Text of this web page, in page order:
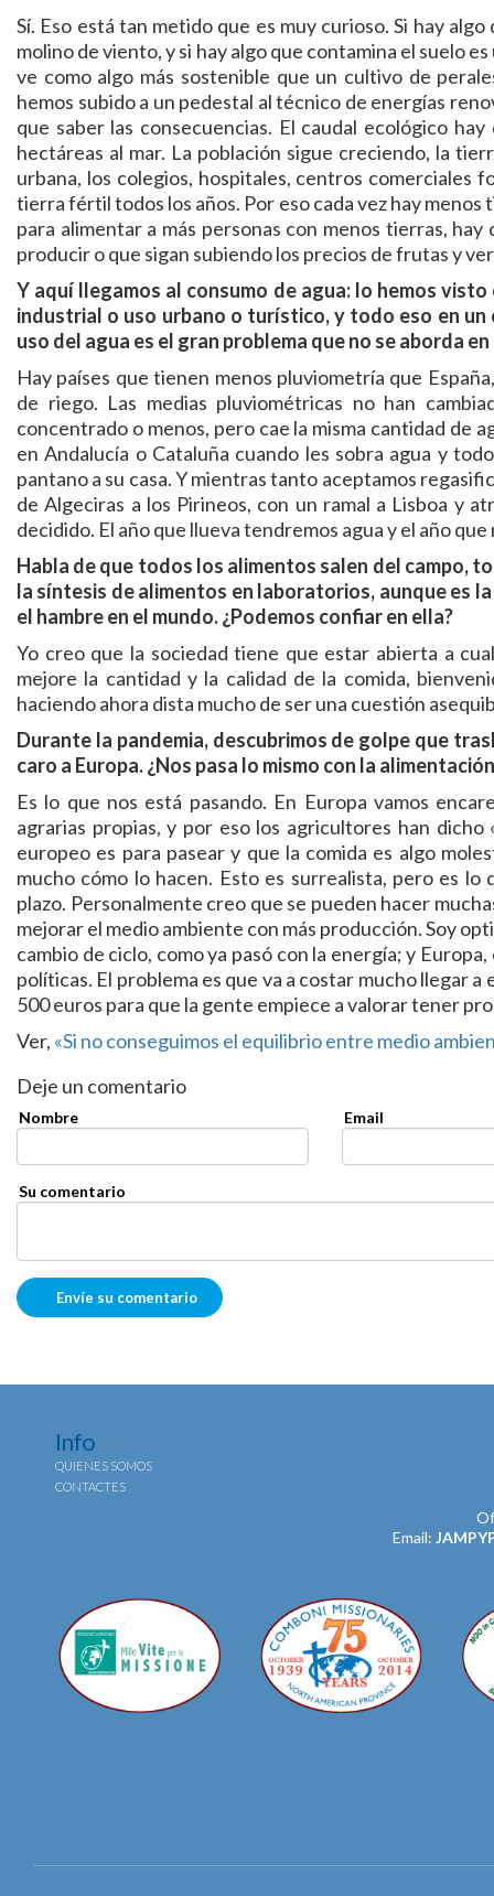
Sí. Eso está tan metido que es muy curioso. Si hay
molino de viento, y si hay algo que contamina el suelo
ve como algo más sostenible que un cultivo de
hemos subido a un pedestal al técnico de energías
que saber las consecuencias. El caudal ecológico
hectáreas al mar. La población sigue creciendo, la
urbana, los colegios, hospitales, centros comerciales
tierra fértil todos los años. Por eso cada vez hay menos
para alimentar a más personas con menos tierras,
producir o que sigan subiendo los precios de frutas y
Y aquí llegamos al consumo de agua: lo hemos
industrial o uso urbano o turístico, y todo eso en
uso del agua es el gran problema que no se aborda en
Hay países que tienen menos pluviometría que
de riego. Las medias pluviométricas no han
concentrado o menos, pero cae la misma cantidad de
en Andalucía o Cataluña cuando les sobra agua y
pantano a su casa. Y mientras tanto aceptamos
de Algeciras a los Pirineos, con un ramal a Lisboa y
decidido. El año que llueva tendremos agua y el año que
Habla de que todos los alimentos salen del campo,
la síntesis de alimentos en laboratorios, aunque es
el hambre en el mundo. ¿Podemos confiar en ella?
Yo creo que la sociedad tiene que estar abierta a
mejore la cantidad y la calidad de la comida,
haciendo ahora dista mucho de ser una cuestión
Durante la pandemia, descubrimos de golpe que
caro a Europa. ¿Nos pasa lo mismo con la
Es lo que nos está pasando. En Europa vamos
agrarias propias, y por eso los agricultores han
europeo es para pasear y que la comida es algo
mucho cómo lo hacen. Esto es surrealista, pero es
plazo. Personalmente creo que se pueden hacer
mejorar el medio ambiente con más producción. Soy
cambio de ciclo, como ya pasó con la energía; y
políticas. El problema es que va a costar mucho llegar
500 euros para que la gente empiece a valorar tener
Ver, «Si no conseguimos el equilibrio entre medio
Deje un comentario
Nombre Email
Su comentario
Info
QUIENES SOMOS
CONTACTES
Email: